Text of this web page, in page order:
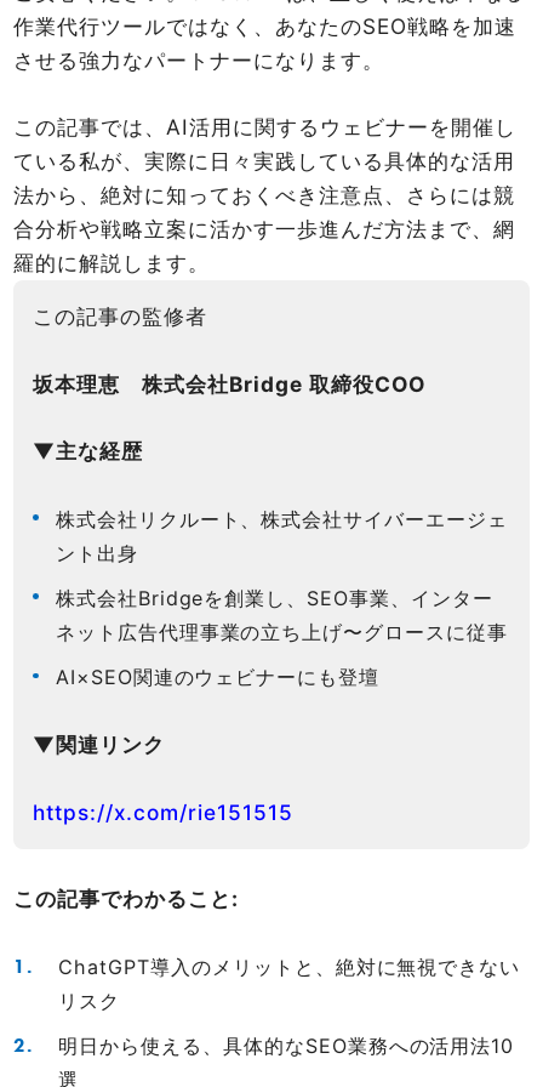
作業代行ツールではなく、あなたのSEO戦略を加速
させる強力なパートナーになります。
この記事では、AI活用に関するウェビナーを開催し
ている私が、実際に日々実践している具体的な活用
法から、絶対に知っておくべき注意点、さらには競
合分析や戦略立案に活かす一歩進んだ方法まで、網
羅的に解説します。
この記事の監修者
坂本理恵 株式会社Bridge 取締役COO
▼主な経歴
株式会社リクルート、株式会社サイバーエージェ
ント出身
株式会社Bridgeを創業し、SEO事業、インター
ネット広告代理事業の立ち上げ〜グロースに従事
AI×SEO関連のウェビナーにも登壇
▼関連リンク
https://x.com/rie151515
この記事でわかること:
ChatGPT導入のメリットと、絶対に無視できない
リスク
明日から使える、具体的なSEO業務への活用法10
選